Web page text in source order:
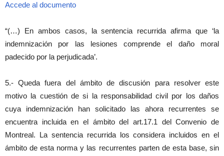
Accede al documento
“(…) En ambos casos, la sentencia recurrida afirma que ‘la
indemnización por las lesiones comprende el daño moral
padecido por la perjudicada’.
5.- Queda fuera del ámbito de discusión para resolver este
motivo la cuestión de si la responsabilidad civil por los daños
cuya indemnización han solicitado las ahora recurrentes se
encuentra incluida en el ámbito del art.17.1 del Convenio de
Montreal. La sentencia recurrida los considera incluidos en el
ámbito de esta norma y las recurrentes parten de esta base, sin